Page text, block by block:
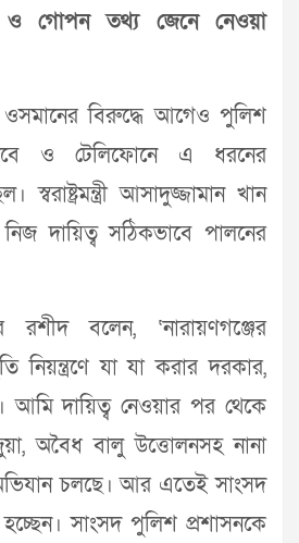
ও গোপন তথ্য জেনে নেওয়া
ওসমানের বিরুদ্ধে আগেও পুলিশ
ও টেলিফোনে এ ধরনের
স্বরাষ্ট্রমন্ত্রী আসাদুজ্জামান খান
দায়িত্ব সঠিকভাবে পালনের
বলেন, ‘নারায়ণগঞ্জের
নিয়ন্ত্রণে যা যা করার দরকার,
দায়িত্ব নেওয়ার পর থেকে
অবৈধ বালু উত্তোলনসহ নানা
চলছে। আর এতেই সাংসদ
সাংসদ পুলিশ প্রশাসনকে